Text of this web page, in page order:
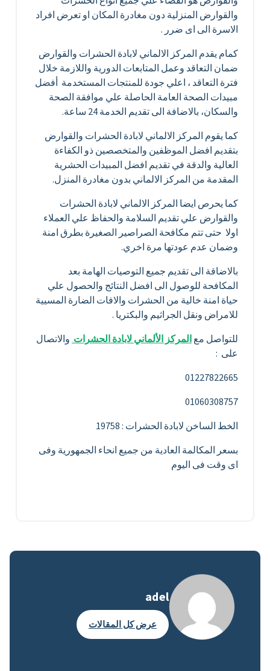
والقوارض المنزلية دون مغادرة المكان او تعرض افراد
الاسرة الى اى ضرر .
كمام يقدم المركز الالماني لابادة الحشرات والقوارض
ضمان التعاقد وعمل المتابعات الدورية واللازمة خلال
فترة التعاقد ، اعلي جودة للمنتجات المستخدمة أفضل
مبيدات الصحة العامة الحاصلة علي موافقة الصحة
والسكان، بالاضافة الى تقديم الخدمة 24 ساعة.
كما يقوم المركز الالماني لابادة الحشرات والقوارض
بتقديم افضل الموظفين والمتخصصين ذو الكفاءة
العالية والدقة في تقديم افضل المبيدات الحشرية
المقدمة من المركز الالماني بدون مغادرة المنزل.
كما يحرص ايضا المركز الالماني لابادة الحشرات
والقوارض علي تقديم السلامة والحفاظ علي العملاء
اولا حتى تتم مكافحة الصراصير الصغيرة بطرق امنة
وضمان عدم عودتها مرة اخري.
بالاضاقة الى تقديم جميع التوصيات الهامة بعد
المكافحة للوصول الى افضل النتائج والحصول علي
حياة امنة خالية من الحشرات والافات الضارة المسيية
للامراض ونقل الجراثيم والبكتريا .
للتواصل مع المركز الألماني لابادة الحشرات والاتصال
على :
01227822665
01060308757
الخط الساخن لابادة الحشرات : 19758
بسعر المكالمة العادية من جميع انحاء الجمهورية وفى
اى وقت فى اليوم
adel
عرض كل المقالات